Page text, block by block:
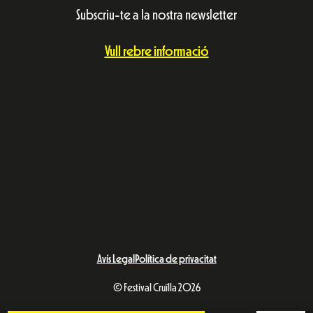
Subscriu-te a la nostra newsletter
Vull rebre informació
Avís Legal Política de privacitat
© Festival Cruïlla 2026